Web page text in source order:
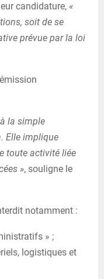
candidature, «
soit de se
prévue par la loi
la simple
Elle implique
toute activité liée
», souligne le
notamment :
» ;
logistiques et